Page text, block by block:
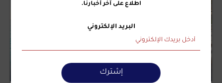
اطلاع على آخر أخبارنا.
البريد الإلكتروني
إشترك